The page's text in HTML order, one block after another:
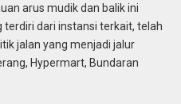
arus mudik dan balik ini
terdiri dari instansi terkait, telah
jalan yang menjadi jalur
Hypermart, Bundaran